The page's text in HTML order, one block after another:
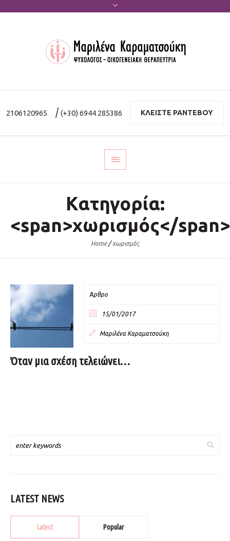
2106120965 |(+30) 6944 285386 ΚΛΕΙΣΤΕ ΡΑΝΤΕΒΟΥ
Κατηγορία:
<span>χωρισμός</span>
Home / χωρισμός
Άρθρο
15/01/2017
Μαριλένα Καραματσούκη
Όταν μια σχέση τελειώνει…
LATEST NEWS
Latest Popular